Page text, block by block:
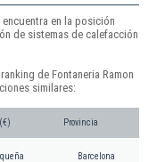
en la posición
de sistemas de calefacción
de Fontaneria Ramon
similares:
Provincia
Barcelona